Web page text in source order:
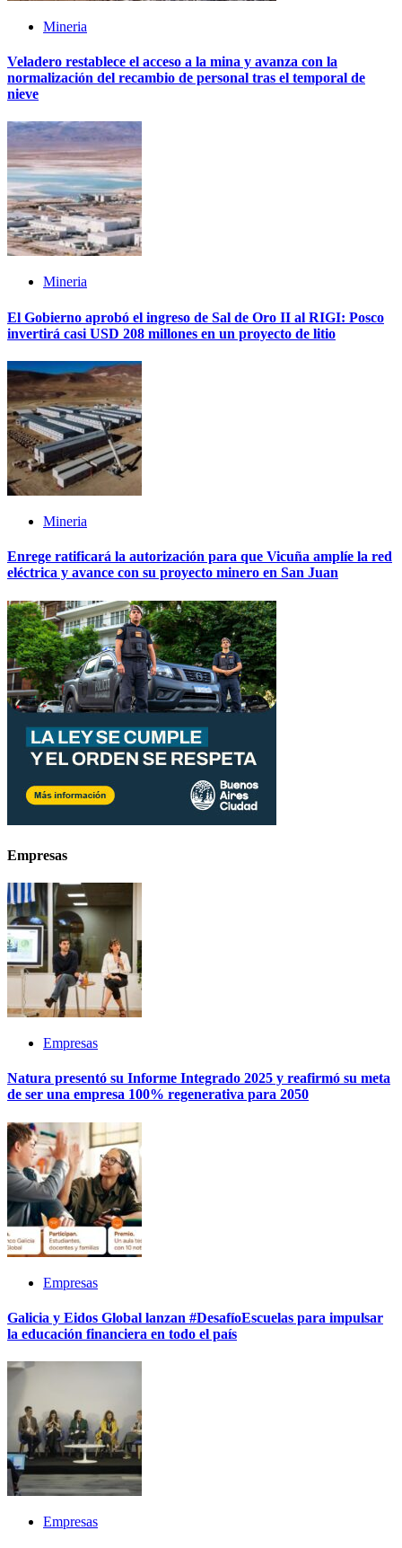
Mineria
Veladero restablece el acceso a la mina y avanza con la
normalización del recambio de personal tras el temporal de
nieve
Mineria
El Gobierno aprobó el ingreso de Sal de Oro II al RIGI: Posco
invertirá casi USD 208 millones en un proyecto de litio
Mineria
Enrege ratificará la autorización para que Vicuña amplíe la red
eléctrica y avance con su proyecto minero en San Juan
Empresas
Empresas
Natura presentó su Informe Integrado 2025 y reafirmó su meta
de ser una empresa 100% regenerativa para 2050
Empresas
Galicia y Eidos Global lanzan #DesafíoEscuelas para impulsar
la educación financiera en todo el país
Empresas